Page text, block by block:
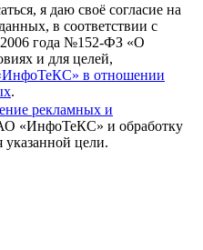
я даю своё согласие на
в соответствии с
года №152-ФЗ «О
и для целей,
в отношении
.
рекламных и
«ИнфоТеКС» и обработку
цели.